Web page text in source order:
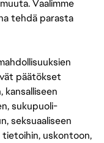
Vaalimme
tehdä parasta
päätökset
sukupuoli-
seksuaaliseen
uskontoon,